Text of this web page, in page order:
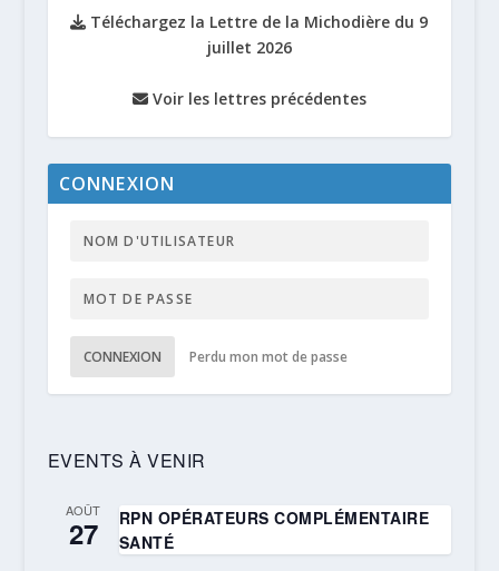
Téléchargez la Lettre de la Michodière du 9
juillet 2026
Voir les lettres précédentes
CONNEXION
CONNEXION Perdu mon mot de passe
EVENTS À VENIR
AOÛT
27
RPN OPÉRATEURS COMPLÉMENTAIRE
SANTÉ